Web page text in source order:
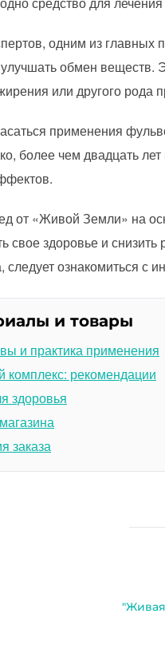
одним из главных
обмен веществ.
или другого рода
применения
более чем двадцать
от «Живой Земли» на
свое здоровье и
следует ознакомиться с
и товары
и практика применения
комплекс: рекомендации
здоровья
заказа